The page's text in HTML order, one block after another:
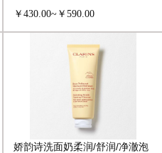
￥430.00~￥590.00
娇韵诗洗面奶柔润/舒润/净澈泡